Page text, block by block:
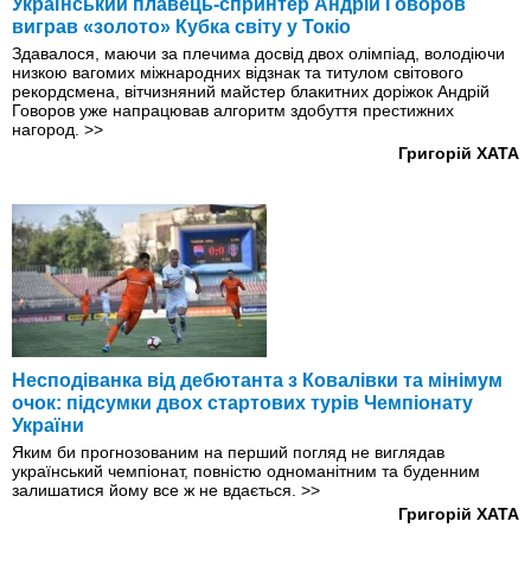
Український плавець-спринтер Андрій Говоров
виграв «золото» Кубка світу у Токіо
Здавалося, маючи за плечима досвід двох олімпіад, володіючи
низкою вагомих міжнародних відзнак та титулом світового
рекордсмена, вітчизняний майстер блакитних доріжок Андрій
Говоров уже напрацював алгоритм здобуття престижних
нагород. >>
Григорій ХАТА
Несподіванка від дебютанта з Ковалівки та мінімум
очок: підсумки двох стартових турів Чемпіонату
України
Яким би прогнозованим на перший погляд не виглядав
український чемпіонат, повністю одноманітним та буденним
залишатися йому все ж не вдається. >>
Григорій ХАТА